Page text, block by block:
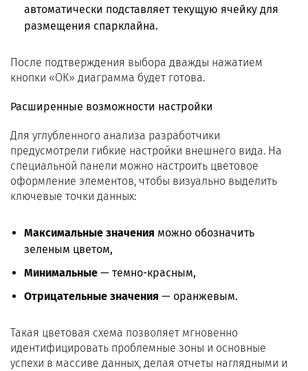
автоматически подставляет текущую ячейку для
размещения спарклайна.
После подтверждения выбора дважды нажатием
кнопки «ОК» диаграмма будет готова.
Расширенные возможности настройки
Для углубленного анализа разработчики
предусмотрели гибкие настройки внешнего вида. На
специальной панели можно настроить цветовое
оформление элементов, чтобы визуально выделить
ключевые точки данных:
Максимальные значения можно обозначить
зеленым цветом,
Минимальные — темно-красным,
Отрицательные значения — оранжевым.
Такая цветовая схема позволяет мгновенно
идентифицировать проблемные зоны и основные
успехи в массиве данных, делая отчеты наглядными и